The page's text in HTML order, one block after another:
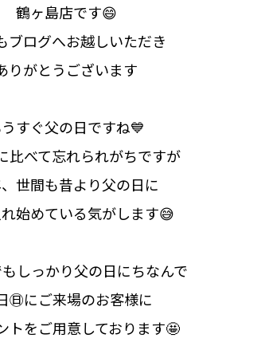
鶴ヶ島店です😄
ブログへお越しいただき
りがとうございます
すぐ父の日ですね💙
比べて忘れられがちですが
世間も昔より父の日に
始めている気がします😅
もしっかり父の日にちなんで
㊐にご来場のお客様に
トをご用意しております🤩